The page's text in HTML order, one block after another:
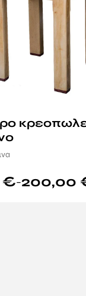
200,00
–
€